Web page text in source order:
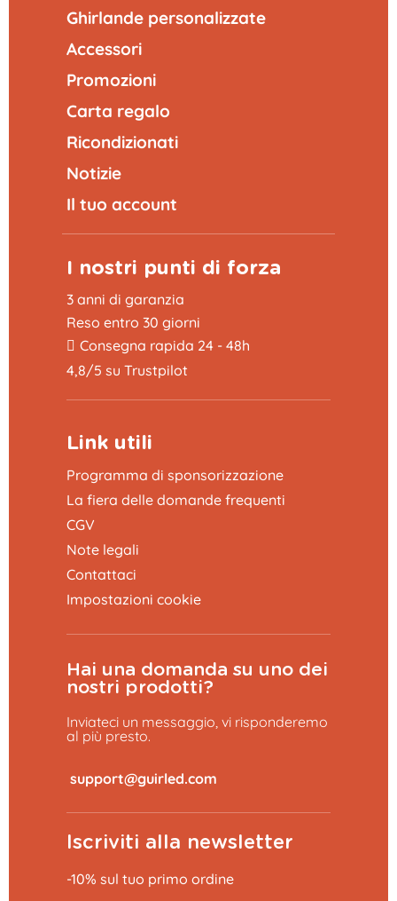
Ghirlande personalizzate
Accessori
Promozioni
Carta regalo
Ricondizionati
Notizie
Il tuo account
I nostri punti di forza
3 anni di garanzia
Reso entro 30 giorni
Consegna rapida 24 - 48h
4,8/5 su Trustpilot
Link utili
Programma di sponsorizzazione
La fiera delle domande frequenti
CGV
Note legali
Contattaci
Impostazioni cookie
Hai una domanda su uno dei
nostri prodotti?
Inviateci un messaggio, vi risponderemo
al più presto.
Iscriviti alla newsletter
-10% sul tuo primo ordine